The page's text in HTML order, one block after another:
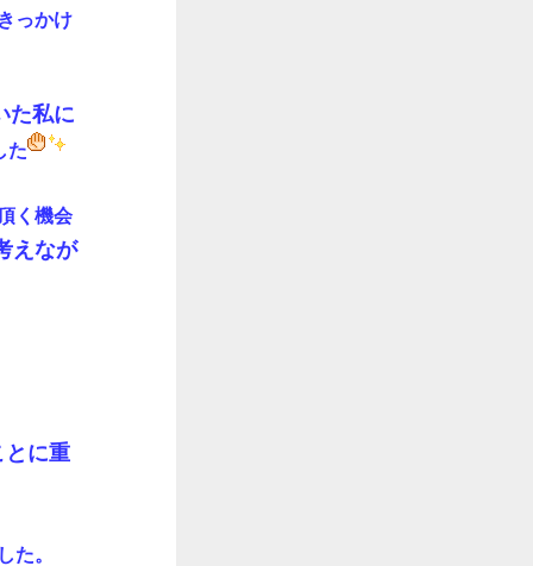
っかけ
た私に
た
く機会
えなが
とに重
た。